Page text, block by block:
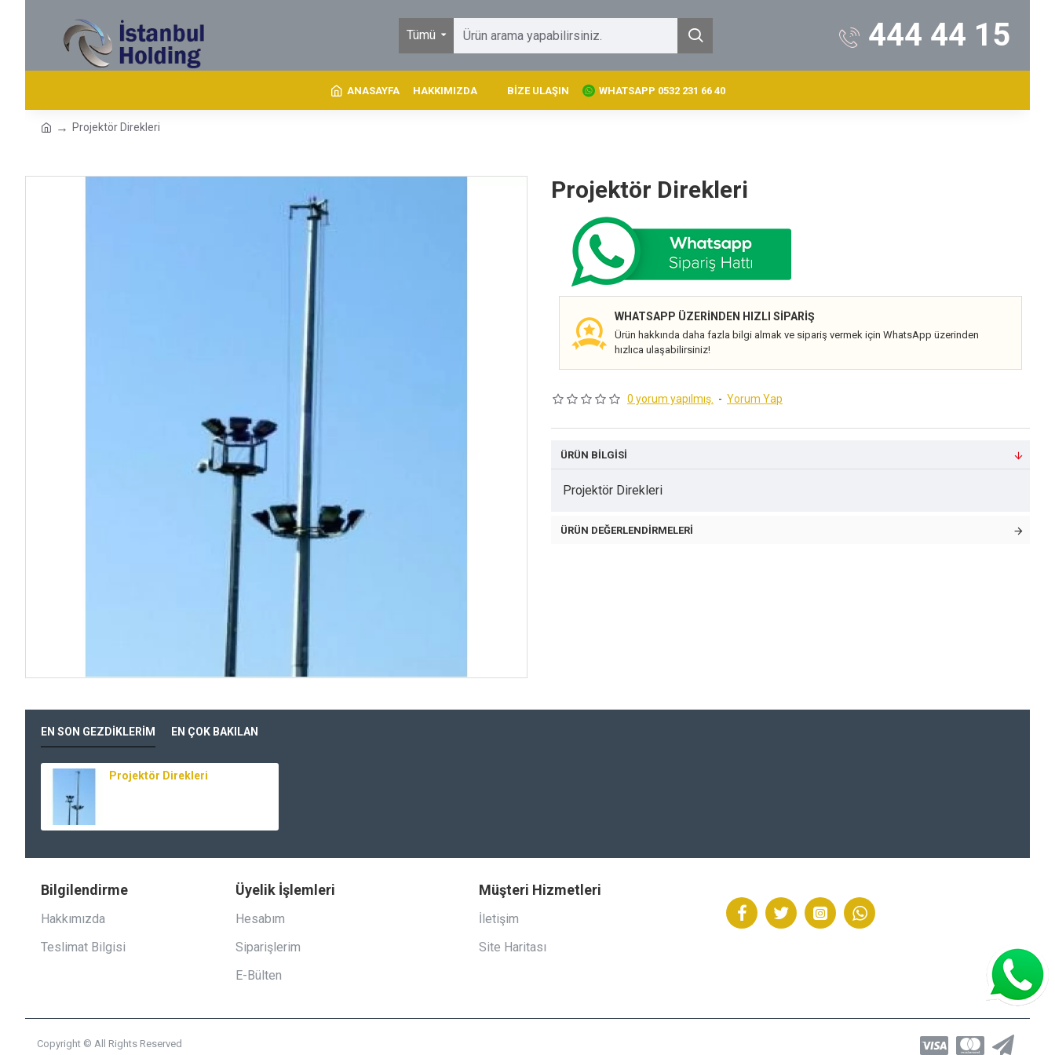
Tümü 444 44 15
ANASAYFA HAKKIMIZDA BIZE ULAŞIN WHATSAPP 0532 231 66 40
Projektör Direkleri
Projektör Direkleri
WHATSAPP ÜZERINDEN HIZLI SIPARIŞ
Ürün hakkında daha fazla bilgi almak ve sipariş vermek için WhatsApp üzerinden
hızlıca ulaşabilirsiniz!
0 yorum yapılmış. - Yorum Yap
ÜRÜN BILGISI
Projektör Direkleri
ÜRÜN DEĞERLENDIRMELERI
EN SON GEZDIKLERIM EN ÇOK BAKILAN
Projektör Direkleri
Bilgilendirme
Hakkımızda
Teslimat Bilgisi
Üyelik İşlemleri
Hesabım
Siparişlerim
E-Bülten
Müşteri Hizmetleri
İletişim
Site Haritası
Copyright © All Rights Reserved